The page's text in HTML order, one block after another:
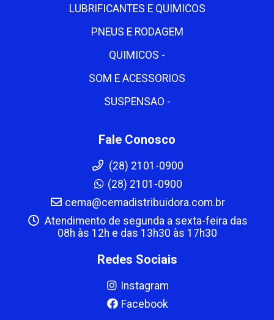
LUBRIFICANTES E QUIMICOS
PNEUS E RODAGEM
QUIMICOS -
SOM E ACESSORIOS
SUSPENSAO -
Fale Conosco
(28) 2101-0900
(28) 2101-0900
cema@cemadistribuidora.com.br
Atendimento de segunda a sexta-feira das
08h às 12h e das 13h30 às 17h30
Redes Sociais
Instagram
Facebook